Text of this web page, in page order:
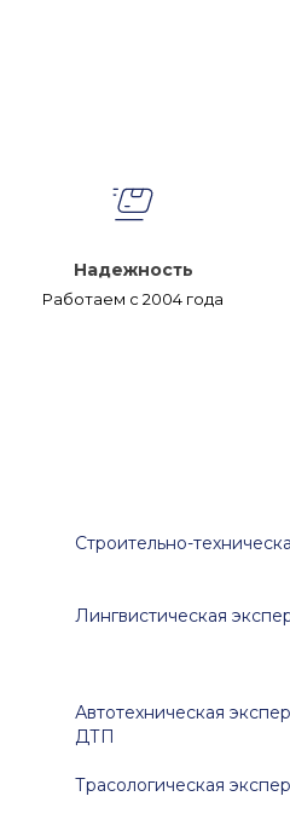
Надежность
Работаем с 2004 года
Строительно-
Лингвистическая
Автотехническая
ДТП
Трасологическая